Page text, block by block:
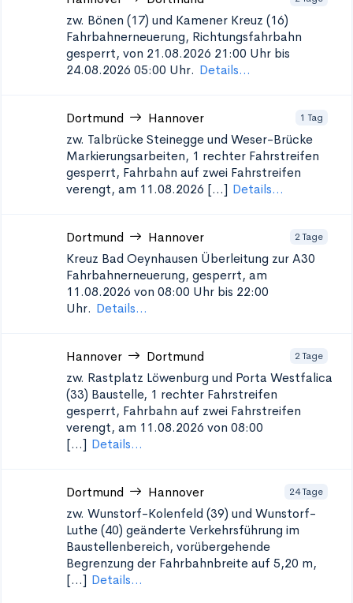
zw. Bönen (17) und Kamener Kreuz (16)
Fahrbahnerneuerung, Richtungsfahrbahn
gesperrt, von 21.08.2026 21:00 Uhr bis
24.08.2026 05:00 Uhr. Details...
Dortmund Hannover 1 Tag
zw. Talbrücke Steinegge und Weser-Brücke
Markierungsarbeiten, 1 rechter Fahrstreifen
gesperrt, Fahrbahn auf zwei Fahrstreifen
verengt, am 11.08.2026 [...] Details...
Dortmund Hannover 2 Tage
Kreuz Bad Oeynhausen Überleitung zur A30
Fahrbahnerneuerung, gesperrt, am
11.08.2026 von 08:00 Uhr bis 22:00
Uhr. Details...
Hannover Dortmund 2 Tage
zw. Rastplatz Löwenburg und Porta Westfalica
(33) Baustelle, 1 rechter Fahrstreifen
gesperrt, Fahrbahn auf zwei Fahrstreifen
verengt, am 11.08.2026 von 08:00
[...] Details...
Dortmund Hannover 24 Tage
zw. Wunstorf-Kolenfeld (39) und Wunstorf-
Luthe (40) geänderte Verkehrsführung im
Baustellenbereich, vorübergehende
Begrenzung der Fahrbahnbreite auf 5,20 m,
[...] Details...